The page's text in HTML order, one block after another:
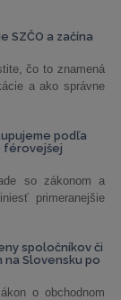
SZČO a začína
čo to znamená
a ako správne
podľa
férovejšej
so zákonom a
primeranejšie
spoločníkov či
Slovensku po
o obchodnom